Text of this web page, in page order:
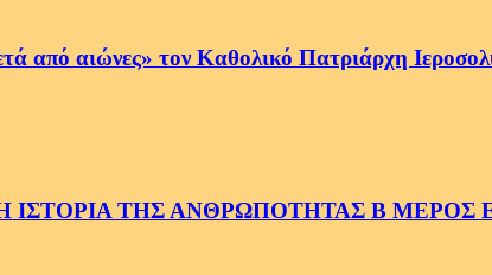
από αιώνες» τον Καθολικό Πατριάρχη
ΤΗΣ ΑΝΘΡΩΠΟΤΗΤΑΣ Β ΜΕΡΟΣ